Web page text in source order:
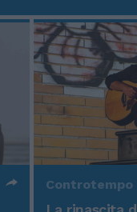
Controtempo